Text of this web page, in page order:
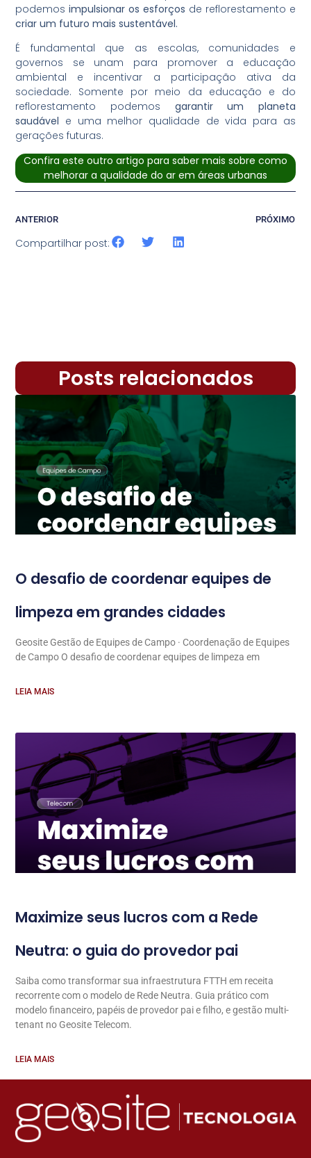
podemos impulsionar os esforços de reflorestamento e
criar um futuro mais sustentável.
É fundamental que as escolas, comunidades e
governos se unam para promover a educação
ambiental e incentivar a participação ativa da
sociedade. Somente por meio da educação e do
reflorestamento podemos garantir um planeta
saudável e uma melhor qualidade de vida para as
gerações futuras.
Confira este outro artigo para saber mais sobre como
melhorar a qualidade do ar em áreas urbanas
ANTERIOR PRÓXIMO
Compartilhar post:
Posts relacionados
O desafio de coordenar equipes de
limpeza em grandes cidades
Geosite Gestão de Equipes de Campo · Coordenação de Equipes
de Campo O desafio de coordenar equipes de limpeza em
LEIA MAIS
Maximize seus lucros com a Rede
Neutra: o guia do provedor pai
Saiba como transformar sua infraestrutura FTTH em receita
recorrente com o modelo de Rede Neutra. Guia prático com
modelo financeiro, papéis de provedor pai e filho, e gestão multi-
tenant no Geosite Telecom.
LEIA MAIS